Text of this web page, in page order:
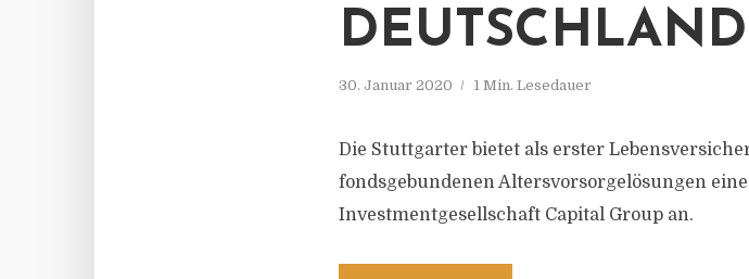
DEUTSCHLAND
30. Januar 2020 1 Min. Lesedauer
Die Stuttgarter bietet als erster
fondsgebundenen Altersvorsorgelösungen
Investmentgesellschaft Capital Group an.